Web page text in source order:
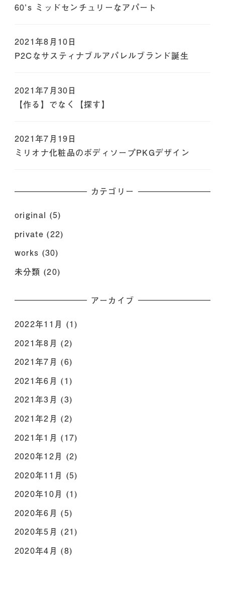
60’s ミッドセンチュリーなアパート
P2Cなサスティナブルアパレルブランド誕生
2021年8月10日
【作る】でなく【探す】
2021年7月30日
ミリオナ化粧品のボディソープPKGデザイン
2021年7月19日
カテゴリー
original (5)
private (22)
works (30)
未分類 (20)
アーカイブ
2022年11月 (1)
2021年8月 (2)
2021年7月 (6)
2021年6月 (1)
2021年3月 (3)
2021年2月 (2)
2021年1月 (17)
2020年12月 (2)
2020年11月 (5)
2020年10月 (1)
2020年6月 (5)
2020年5月 (21)
2020年4月 (8)